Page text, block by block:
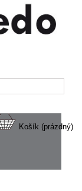
Košík (prázdný)